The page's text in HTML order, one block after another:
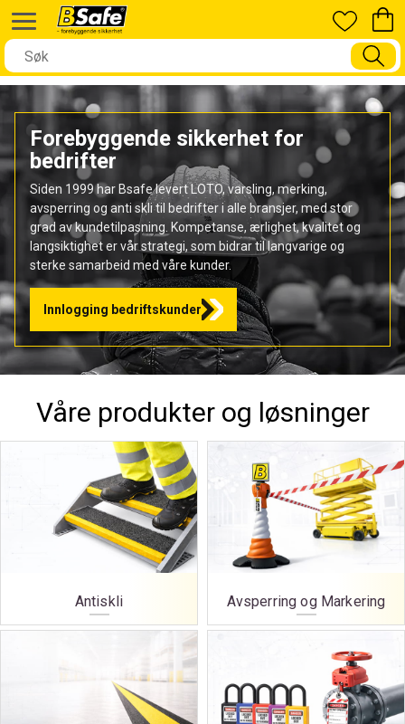
Forebyggende sikkerhet for
bedrifter
Siden 1999 har Bsafe levert LOTO, varsling, merking,
avsperring og anti skli til bedrifter i alle bransjer, med stor
grad av kundetilpasning. Kompetanse, ærlighet, kvalitet og
langsiktighet er vår strategi, som bidrar til langvarige og
sterke samarbeid med våre kunder.
Innlogging bedriftskunder
Våre produkter og løsninger
Antiskli Avsperring og Markering